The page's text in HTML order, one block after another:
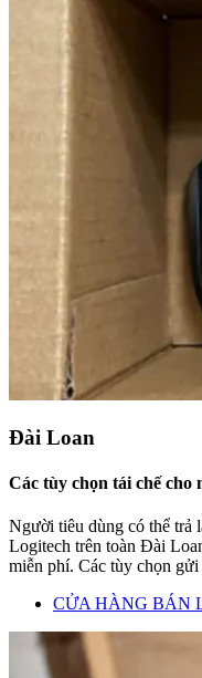
Đài Loan
Các tùy chọn tái chế
Người tiêu dùng có thể trả
Logitech trên toàn Đài
miễn phí. Các tùy chọn gửi
CỬA HÀNG BÁN